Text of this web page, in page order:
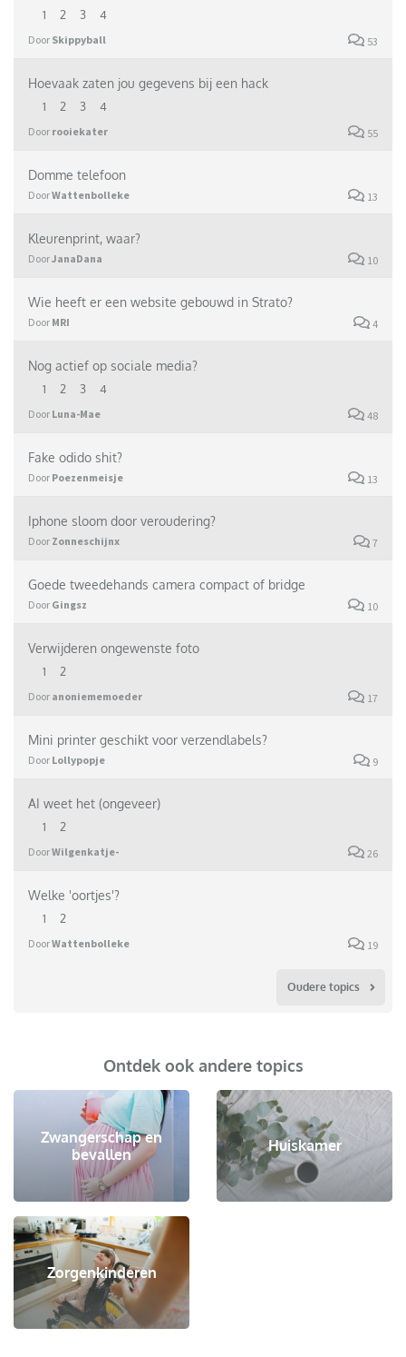
1 2 3 4
Door Skippyball 53
Hoevaak zaten jou gegevens bij een hack
1 2 3 4
Door rooiekater 55
Domme telefoon
DoorWattenbolleke 13
Kleurenprint, waar?
DoorJanaDana 10
Wie heeft er een website gebouwd in Strato?
Door MRI 4
Nog actief op sociale media?
1 2 3 4
Door Luna-Mae 48
Fake odido shit?
Door Poezenmeisje 13
Iphone sloom door veroudering?
Door Zonneschijnx 7
Goede tweedehands camera compact of bridge
Door Gingsz 10
Verwijderen ongewenste foto
1 2
Door anoniememoeder 17
Mini printer geschikt voor verzendlabels?
Door Lollypopje 9
AI weet het (ongeveer)
1 2
DoorWilgenkatje- 26
Welke 'oortjes'?
1 2
DoorWattenbolleke 19
Oudere topics
Ontdek ook andere topics
Zwangerschap en
bevallen
Huiskamer
Zorgenkinderen